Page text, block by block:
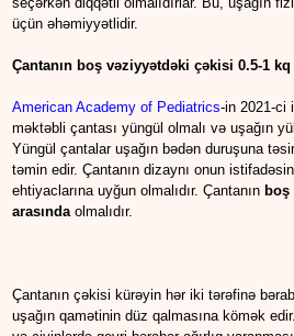
üçün əhəmiyyətlidir.
Çantanın boş vəziyyətdəki çəkisi 0.5-1 kq
American Academy of Pediatrics-in 2021-ci
məktəbli çantası yüngül olmalı və uşağın
Yüngül çantalar uşağın bədən duruşuna
təmin edir. Çantanın dizaynı onun
ehtiyaclarına uyğun olmalıdır. Çantanın boş
arasındaolmalıdır.
Çantanın çəkisi kürəyin hər iki tərəfinə
uşağın qamətinin düz qalmasına kömək